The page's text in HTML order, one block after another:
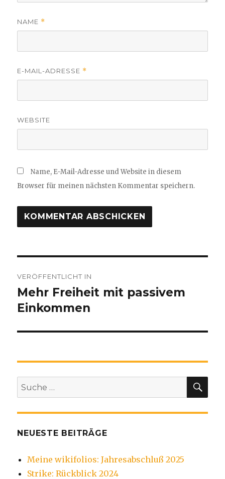
NAME *
E-MAIL-ADRESSE *
WEBSITE
Name, E-Mail-Adresse und Website in diesem
Browser für meinen nächsten Kommentar speichern.
VERÖFFENTLICHT IN
Mehr Freiheit mit passivem
Einkommen
Suche
nach:
NEUESTE BEITRÄGE
Meine wikifolios: Jahresabschluß 2025
Strike: Rückblick 2024